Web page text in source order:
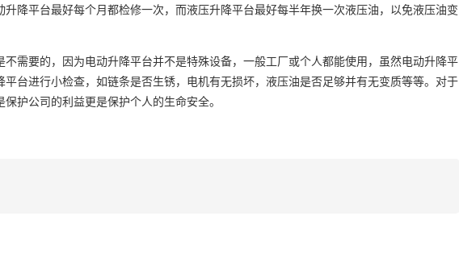
降平台最好每个月都检修一次，而液压升降平台最好每半年换一次液压油，以免液压油变
需要的，因为电动升降平台并不是特殊设备，一般工厂或个人都能使用，虽然电动升降平
台进行小检查，如链条是否生锈，电机有无损坏，液压油是否足够并有无变质等等。对于
护公司的利益更是保护个人的生命安全。